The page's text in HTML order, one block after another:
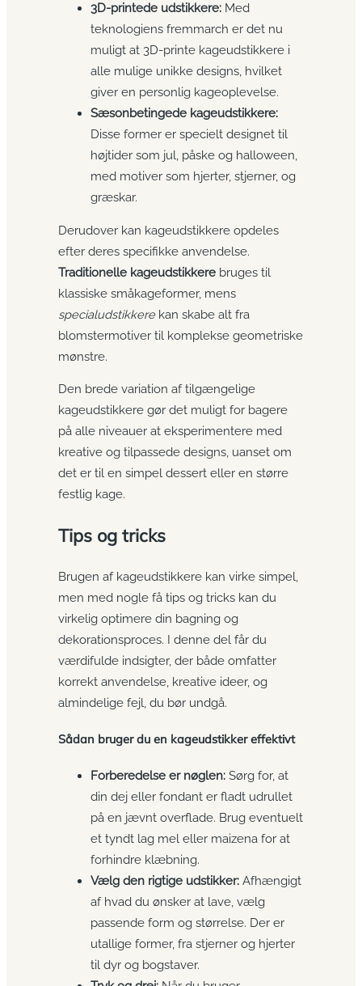
3D-printede udstikkere: Med
teknologiens fremmarch er det nu
muligt at 3D-printe kageudstikkere i
alle mulige unikke designs, hvilket
giver en personlig kageoplevelse.
Sæsonbetingede kageudstikkere:
Disse former er specielt designet til
højtider som jul, påske og halloween,
med motiver som hjerter, stjerner, og
græskar.
Derudover kan kageudstikkere opdeles
efter deres specifikke anvendelse.
Traditionelle kageudstikkere bruges til
klassiske småkageformer, mens
specialudstikkerekan skabe alt fra
blomstermotiver til komplekse geometriske
mønstre.
Den brede variation af tilgængelige
kageudstikkere gør det muligt for bagere
på alle niveauer at eksperimentere med
kreative og tilpassede designs, uanset om
det er til en simpel dessert eller en større
festlig kage.
Tips og tricks
Brugen af kageudstikkere kan virke simpel,
men med nogle få tips og tricks kan du
virkelig optimere din bagning og
dekorationsproces. I denne del får du
værdifulde indsigter, der både omfatter
korrekt anvendelse, kreative ideer, og
almindelige fejl, du bør undgå.
Sådan bruger du en kageudstikker effektivt
Forberedelse er nøglen: Sørg for, at
din dej eller fondant er fladt udrullet
på en jævnt overflade. Brug eventuelt
et tyndt lag mel eller maizena for at
forhindre klæbning.
Vælg den rigtige udstikker: Afhængigt
af hvad du ønsker at lave, vælg
passende form og størrelse. Der er
utallige former, fra stjerner og hjerter
til dyr og bogstaver.